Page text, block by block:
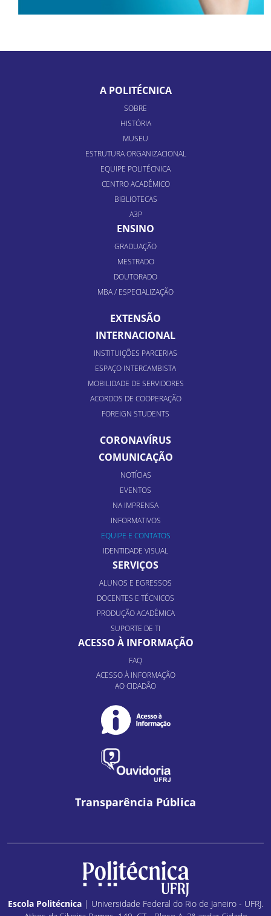
A POLITÉCNICA
SOBRE
HISTÓRIA
MUSEU
ESTRUTURA ORGANIZACIONAL
EQUIPE POLITÉCNICA
CENTRO ACADÊMICO
BIBLIOTECAS
A3P
ENSINO
GRADUAÇÃO
MESTRADO
DOUTORADO
MBA / ESPECIALIZAÇÃO
EXTENSÃO
INTERNACIONAL
INSTITUIÇÕES PARCERIAS
ESPAÇO INTERCAMBISTA
MOBILIDADE DE SERVIDORES
ACORDOS DE COOPERAÇÃO
FOREIGN STUDENTS
CORONAVÍRUS
COMUNICAÇÃO
NOTÍCIAS
EVENTOS
NA IMPRENSA
INFORMATIVOS
EQUIPE E CONTATOS
IDENTIDADE VISUAL
SERVIÇOS
ALUNOS E EGRESSOS
DOCENTES E TÉCNICOS
PRODUÇÃO ACADÊMICA
SUPORTE DE TI
ACESSO À INFORMAÇÃO
FAQ
ACESSO À INFORMAÇÃO
AO CIDADÃO
Transparência Pública
Escola Politécnica | Universidade Federal do Rio de Janeiro - UFRJ.